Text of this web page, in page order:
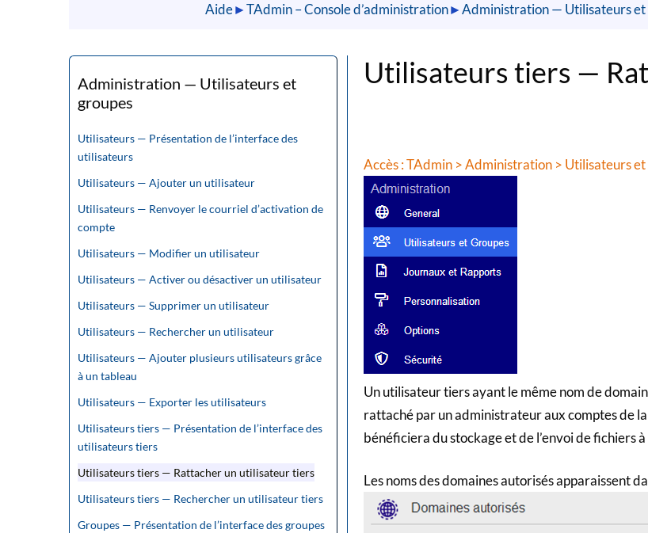
Aide►TAdmin – Console d’administration►Administration — Utilisateurs et
Administration — Utilisateurs et
groupes
Utilisateurs — Présentation de l’interface des
utilisateurs
Utilisateurs — Ajouter un utilisateur
Utilisateurs — Renvoyer le courriel d’activation de
compte
Utilisateurs — Modifier un utilisateur
Utilisateurs — Activer ou désactiver un utilisateur
Utilisateurs — Supprimer un utilisateur
Utilisateurs — Rechercher un utilisateur
Utilisateurs — Ajouter plusieurs utilisateurs grâce
à un tableau
Utilisateurs — Exporter les utilisateurs
Utilisateurs tiers — Présentation de l’interface des
utilisateurs tiers
Utilisateurs tiers — Rattacher un utilisateur tiers
Utilisateurs tiers — Rechercher un utilisateur tiers
Groupes — Présentation de l’interface des groupes
Utilisateurs tiers —
Accès : TAdmin > Administration > Utilisateurs
Un utilisateur tiers ayant le même nom de
rattaché par un administrateur aux comptes de
bénéficiera du stockage et de l’envoi de fichiers
Les noms des domaines autorisés apparaissent